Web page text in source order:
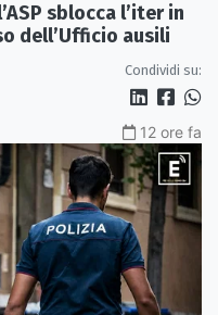
sblocca l’iter in
dell’Ufficio ausili
Condividi su:
12 ore fa